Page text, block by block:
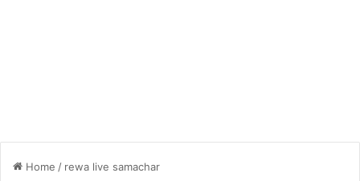
Home / rewa live samachar